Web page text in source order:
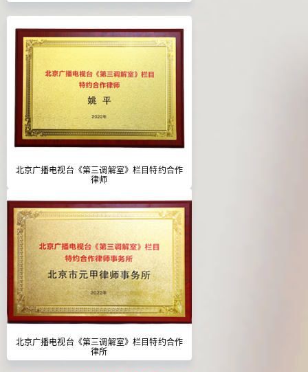
北京广播电视台《第三调解室》栏目特约合作
律师
北京广播电视台《第三调解室》栏目特约合作
律所